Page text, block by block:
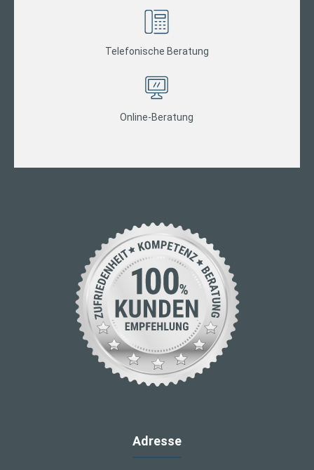
Telefonische Beratung
Online-Beratung
Adresse